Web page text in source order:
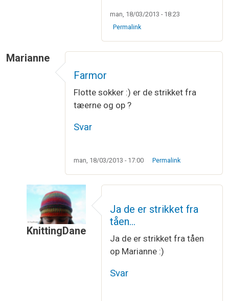
man, 18/03/2013 - 18:23
Permalink
Marianne
Farmor
Flotte sokker :) er de strikket fra
tæerne og op ?
Svar
man, 18/03/2013 - 17:00 Permalink
KnittingDane
af Marianne
Ja de er strikket fra
tåen…
Ja de er strikket fra tåen
op Marianne :)
Svar